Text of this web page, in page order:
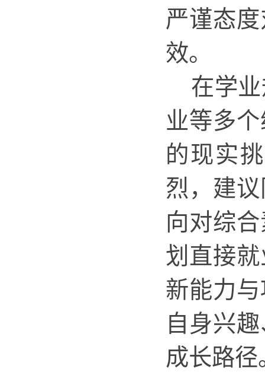
严谨态
效。
在学
业等多
的现实
烈，建
向对综
划直接
新能力
自身兴
成长路径